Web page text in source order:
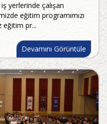
yerlerinde çalışan
eğitim programımızı
pr...
Devamını Görüntüle